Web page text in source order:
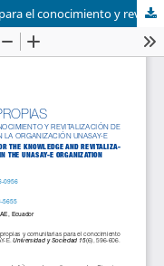
Metodologías propias y comunitarias para el conocimiento y revitalización de los saberes medicinales en la organización UNASAY-E